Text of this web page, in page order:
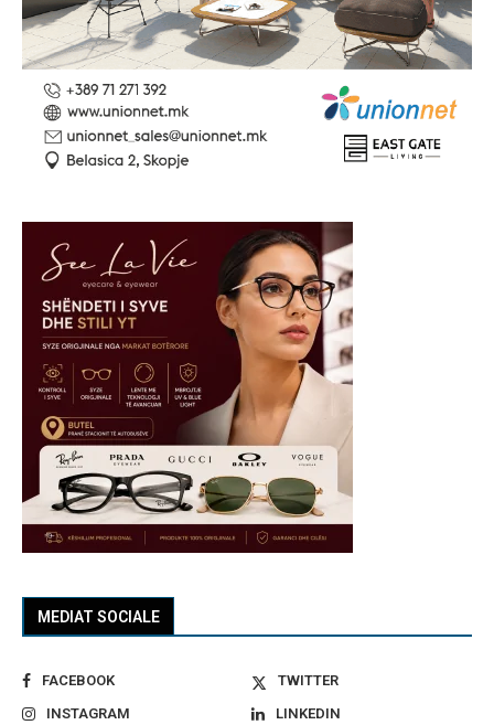
MEDIAT SOCIALE
FACEBOOK
TWITTER
INSTAGRAM
LINKEDIN